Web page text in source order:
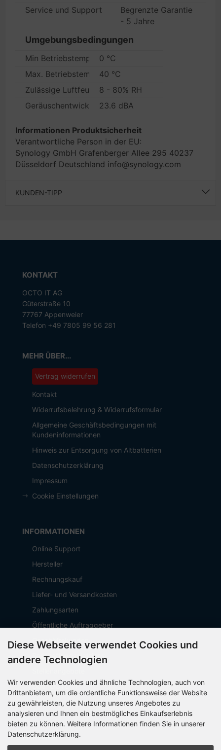
Service und Support
Begrenzte Garantie
- 5 Jahre
Umgebungsbedingungen
Min Betriebstemperatur
0 °C
Max. Betriebstemperatur
40 °C
Zulässige Luftfeuchtigkeit im Betrieb
8 - 80% RH
Geräuschentwicklung23.6 dBA
Informationen Produktsicherheit
Verantwortliche Person in der EU:
Synology GmbH Grafenberger Allee 295 40237
Düsseldorf Deutschland info@synology.com
KUNDEN-TIPP
KONTAKT
OCTO IT AG
Güterstraße 10
77767 Appenweier
Telefon +49 7805 99 56 281
MEHR ÜBER...
Vertrag widerrufen
Kontakt
Widerrufsbelehrung & Widerrufsformular
Allgemeine Geschäftsbedingungen mit
Kundeninformationen
Hinweis zur Entsorgung von Altbatterien
Datenschutzerklärung
Impressum
Cookie Einstellungen
INFORMATIONEN
Online Support
Hersteller
Rechnungskauf
Liefer- und Versandkosten
Zahlungsarten
Öffentliche Auftraggeber
Geschäftskunden
Beschaffungsplattform
Über OCTO IT
Sitemap
PARTNER
Diese Webseite verwendet Cookies und
andere Technologien
Wir verwenden Cookies und ähnliche Technologien, auch von
Drittanbietern, um die ordentliche Funktionsweise der Website
zu gewährleisten, die Nutzung unseres Angebotes zu
analysieren und Ihnen ein bestmögliches Einkaufserlebnis
bieten zu können. Weitere Informationen finden Sie in unserer
Datenschutzerklärung.